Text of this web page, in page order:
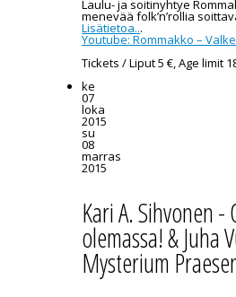
Laulu- ja soitinyhtye
menevää folk’n’rollia
Lisätietoa...
Youtube: Rommakko –
Tickets / Liput 5 €, Age limit
ke
07
loka
2015
su
08
marras
2015
Kari A. Sihvonen -
olemassa! & Juha
Mysterium